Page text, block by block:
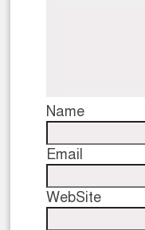
Name
Email
WebSite